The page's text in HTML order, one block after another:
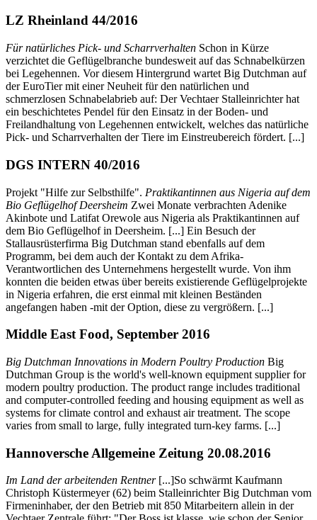
LZ Rheinland 44/2016
Für natürliches Pick- und Scharrverhalten Schon in Kürze
verzichtet die Geflügelbranche bundesweit auf das Schnabelkürzen
bei Legehennen. Vor diesem Hintergrund wartet Big Dutchman auf
der EuroTier mit einer Neuheit für den natürlichen und
schmerzlosen Schnabelabrieb auf: Der Vechtaer Stalleinrichter hat
ein beschichtetes Pendel für den Einsatz in der Boden- und
Freilandhaltung von Legehennen entwickelt, welches das natürliche
Pick- und Scharrverhalten der Tiere im Einstreubereich fördert. [...]
DGS INTERN 40/2016
Projekt "Hilfe zur Selbsthilfe". Praktikantinnen aus Nigeria auf dem
Bio Geflügelhof Deersheim Zwei Monate verbrachten Adenike
Akinbote und Latifat Orewole aus Nigeria als Praktikantinnen auf
dem Bio Geflügelhof in Deersheim. [...] Ein Besuch der
Stallausrüsterfirma Big Dutchman stand ebenfalls auf dem
Programm, bei dem auch der Kontakt zu dem Afrika-
Verantwortlichen des Unternehmens hergestellt wurde. Von ihm
konnten die beiden etwas über bereits existierende Geflügelprojekte
in Nigeria erfahren, die erst einmal mit kleinen Beständen
angefangen haben -mit der Option, diese zu vergrößern. [...]
Middle East Food, September 2016
Big Dutchman Innovations in Modern Poultry Production Big
Dutchman Group is the world's well-known equipment supplier for
modern poultry production. The product range includes traditional
and computer-controlled feeding and housing equipment as well as
systems for climate control and exhaust air treatment. The scope
varies from small to large, fully integrated turn-key farms. [...]
Hannoversche Allgemeine Zeitung 20.08.2016
Im Land der arbeitenden Rentner[...]So schwärmt Kaufmann
Christoph Küstermeyer (62) beim Stalleinrichter Big Dutchman vom
Firmeninhaber, der den Betrieb mit 850 Mitarbeitern allein in der